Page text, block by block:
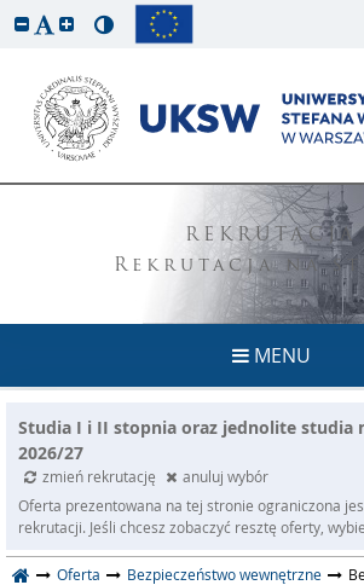
REKRUTACJA
Rekrutacja na
MENU
Studia I i II stopnia oraz jednolite studia
2026/27
zmień rekrutację
anuluj wybór
Oferta prezentowana na tej stronie ograniczona
rekrutacji. Jeśli chcesz zobaczyć resztę oferty,
Oferta Bezpieczeństwo wewnętrzne